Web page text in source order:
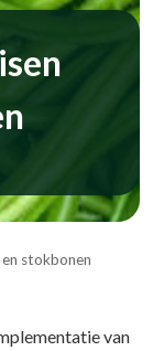
stokbonen
van